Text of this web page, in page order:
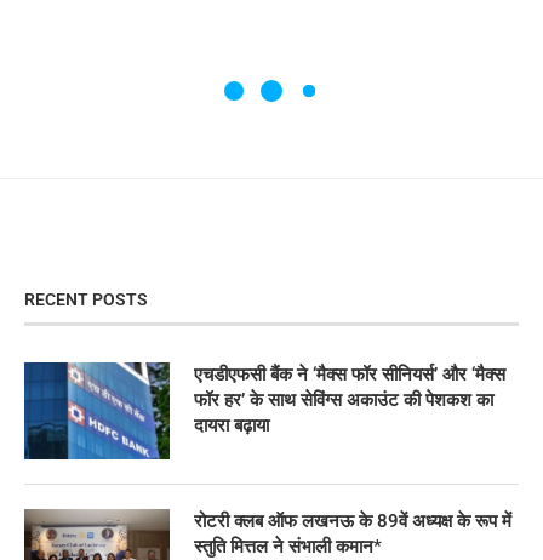
RECENT POSTS
एचडीएफसी बैंक ने ‘मैक्स फॉर सीनियर्स’ और ‘मैक्स
फॉर हर’ के साथ सेविंग्स अकाउंट की पेशकश का
दायरा बढ़ाया
रोटरी क्लब ऑफ लखनऊ के 89वें अध्यक्ष के रूप में
स्तुति मित्तल ने संभाली कमान*